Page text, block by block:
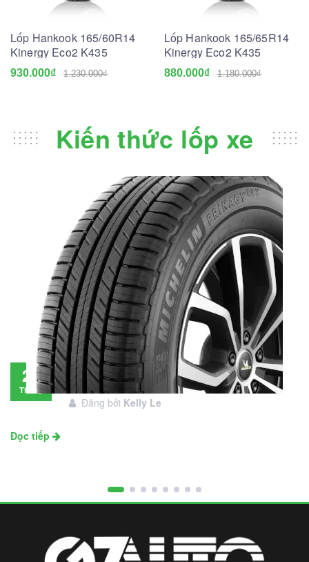
Lốp Hankook 165/60R14
Kinergy Eco2 K435
930.000₫ 1.230.000₫
Lốp Hankook 165/65R14
Kinergy Eco2 K435
880.000₫ 1.180.000₫
Kiến thức lốp xe
28
Tháng
Đánh giá lốp Michelin Primacy SUV: Đáng
đầu tư không?
Đăng bởi Kelly Le
Đọc tiếp